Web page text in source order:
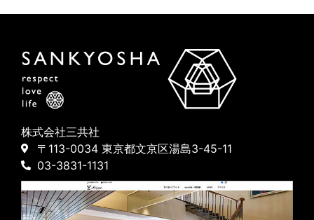
株式会社三共社
〒113-0034 東京都文京区湯島3-45-11
03-3831-1131